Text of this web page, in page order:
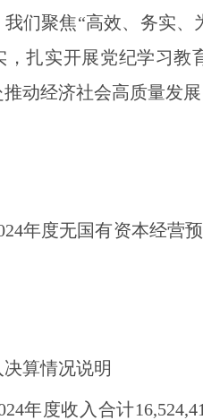
我们聚焦“高效、务实、
，扎实开展党纪学习教
动经济社会高质量发
年度无国有资本经营
算情况说明
年度收入合计